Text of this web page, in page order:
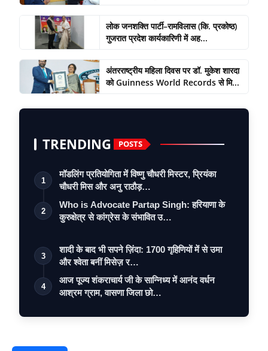
लोक जनशक्ति पार्टी–रामविलास (कि. प्रकोष्ठ)
गुजरात प्रदेश कार्यकारिणी में अह...
अंतरराष्ट्रीय महिला दिवस पर डॉ. मुकेश शारदा
को Guinness World Records से मि...
TRENDING POSTS
1
मॉडलिंग प्रतियोगिता में विष्णु चौधरी मिस्टर, प्रियंका
चौधरी मिस और अनु राठौड़…
2
Who is Advocate Partap Singh: हरियाणा के
कुरुक्षेत्र से कांग्रेस के संभावित उ…
3
शादी के बाद भी सपने ज़िंदा: 1700 गृहिणियों में से उमा
और श्वेता बनीं मिसेज़ र…
4
आज पूज्य शंकराचार्य जी के सान्निध्य में आनंद वर्धन
आश्रम ग्राम, वासणा जिला छो…